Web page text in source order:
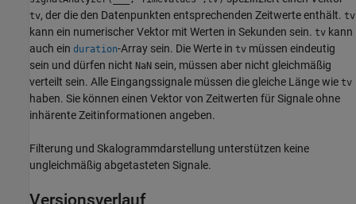
tv, der die den Datenpunkten entsprechenden Zeitwerte enthält. tv
kann ein numerischer Vektor mit Werten in Sekunden sein. tv kann
auch ein duration-Array sein. Die Werte in tv müssen eindeutig
sein und dürfen nicht NaN sein, müssen aber nicht gleichmäßig
verteilt sein. Alle Eingangssignale müssen die gleiche Länge wie tv
haben. Sie können einen Vektor von Zeitwerten für Signale ohne
inhärente Zeitinformationen angeben.
Filterung und Skalogrammdarstellung unterstützen keine
ungleichmäßig abgetasteten Signale.